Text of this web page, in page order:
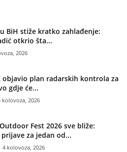
BiH stiže kratko zahlađenje:
otkrio šta...
2026
objavio plan radarskih kontrola za
gdje će...
kolovoza, 2026
Fest 2026 sve bliže:
za jedan od...
4 kolovoza, 2026